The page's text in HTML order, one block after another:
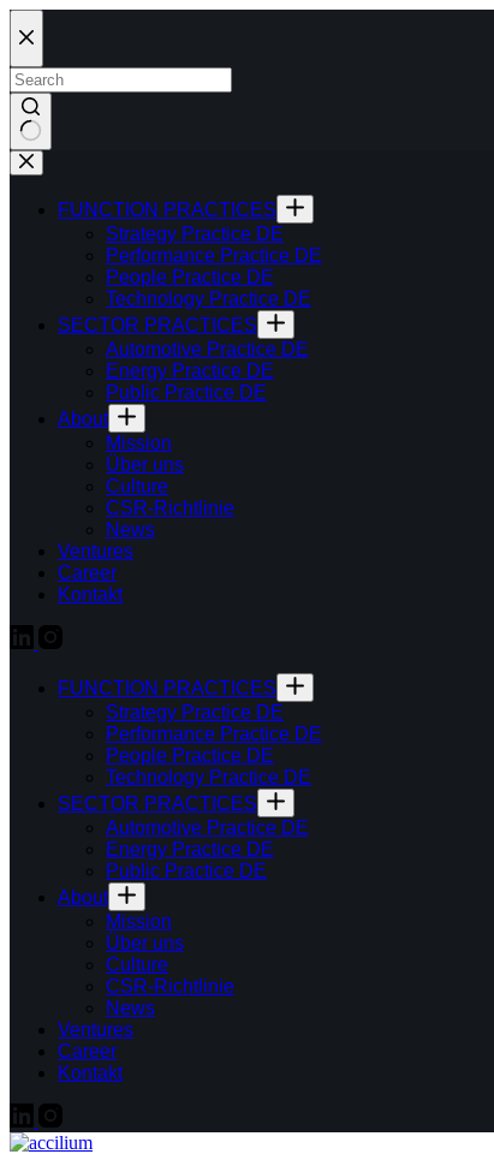
Skip
to
content
FUNCTION PRACTICES
Strategy Practice DE
Performance Practice DE
People Practice DE
Technology Practice DE
SECTOR PRACTICES
Automotive Practice DE
Energy Practice DE
Public Practice DE
About
Mission
Über uns
Culture
CSR-Richtlinie
News
Ventures
Career
Kontakt
FUNCTION PRACTICES
Strategy Practice DE
Performance Practice DE
People Practice DE
Technology Practice DE
SECTOR PRACTICES
Automotive Practice DE
Energy Practice DE
Public Practice DE
About
Mission
Über uns
Culture
CSR-Richtlinie
News
Ventures
Career
Kontakt